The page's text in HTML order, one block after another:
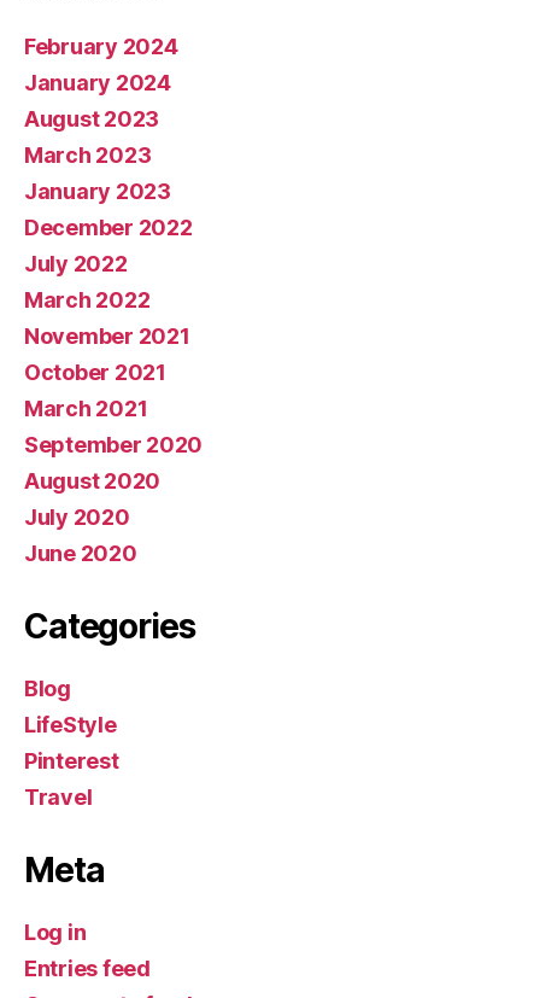
February 2024
January 2024
August 2023
March 2023
January 2023
December 2022
July 2022
March 2022
November 2021
October 2021
March 2021
September 2020
August 2020
July 2020
June 2020
Categories
Blog
LifeStyle
Pinterest
Travel
Meta
Log in
Entries feed